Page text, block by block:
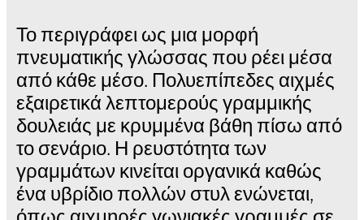
Το περιγράφει ως μια μορφή
πνευματικής γλώσσας που ρέει μέσα
από κάθε μέσο. Πολυεπίπεδες αιχμές
εξαιρετικά λεπτομερούς γραμμικής
δουλειάς με κρυμμένα βάθη πίσω από
το σενάριο. Η ρευστότητα των
γραμμάτων κινείται οργανικά καθώς
ένα υβρίδιο πολλών στυλ ενώνεται,